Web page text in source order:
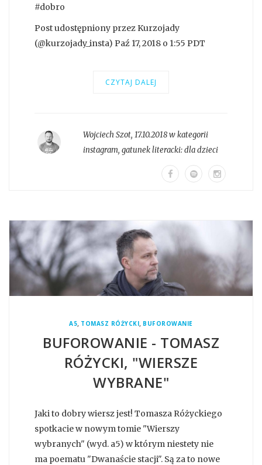
#dobro
Post udostępniony przez Kurzojady
(@kurzojady_insta) Paź 17, 2018 o 1:55 PDT
CZYTAJ DALEJ
Wojciech Szot, 17.10.2018 w kategorii
instagram, gatunek literacki:dla dzieci
A5, TOMASZ RÓŻYCKI, BUFOROWANIE
BUFOROWANIE - TOMASZ
RÓŻYCKI, "WIERSZE
WYBRANE"
Jaki to dobry wiersz jest! Tomasza Różyckiego
spotkacie w nowym tomie "Wierszy
wybranych" (wyd. a5) w którym niestety nie
ma poematu "Dwanaście stacji". Są za to nowe